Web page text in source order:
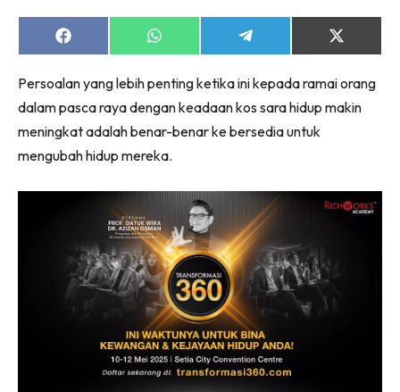
Share
on
Share
on
Share
on
Share
on
(Twitter)
Persoalan yang lebih penting ketika ini kepada ramai orang
dalam pasca raya dengan keadaan kos sara hidup makin
meningkat adalah benar-benar ke bersedia untuk
mengubah hidup mereka.